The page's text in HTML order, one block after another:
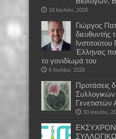
18 Ιουλίου, 2026
Γιώργος
διευθυντής
Έλληνας
το γονιδίωμά του
6 Ιουλίου, 2026
Προτάσεις
30 Ιουνίου,